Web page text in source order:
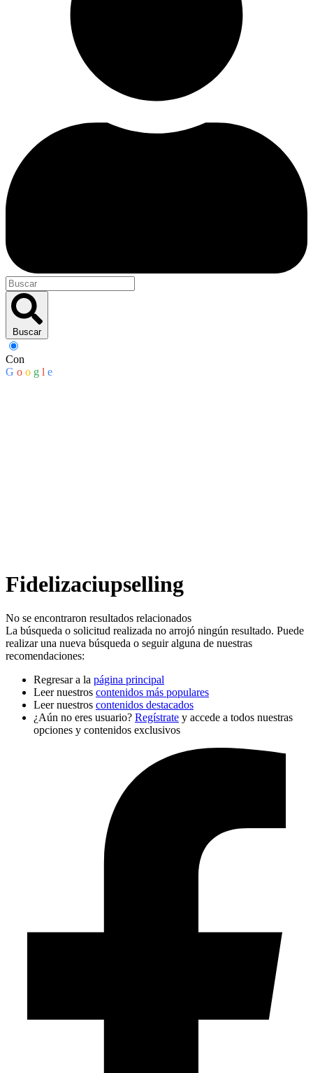
Buscar
Con
G o o g l e
Fidelizaciupselling
No se encontraron resultados relacionados
La búsqueda o solicitud realizada no arrojó ningún resultado. Puede
realizar una nueva búsqueda o seguir alguna de nuestras
recomendaciones:
Regresar a la página principal
Leer nuestros contenidos más populares
Leer nuestros contenidos destacados
¿Aún no eres usuario? Regístrate y accede a todos nuestras
opciones y contenidos exclusivos